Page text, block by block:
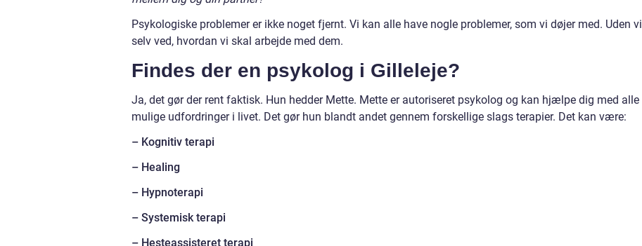
Psykologiske problemer er ikke noget fjernt. Vi kan alle have nogle problemer, som vi døjer med. Uden vi
selv ved, hvordan vi skal arbejde med dem.
Findes der en psykolog i Gilleleje?
Ja, det gør der rent faktisk. Hun hedder Mette. Mette er autoriseret psykolog og kan hjælpe dig med alle
mulige udfordringer i livet. Det gør hun blandt andet gennem forskellige slags terapier. Det kan være:
– Kognitiv terapi
– Healing
– Hypnoterapi
– Systemisk terapi
– Hesteassisteret terapi